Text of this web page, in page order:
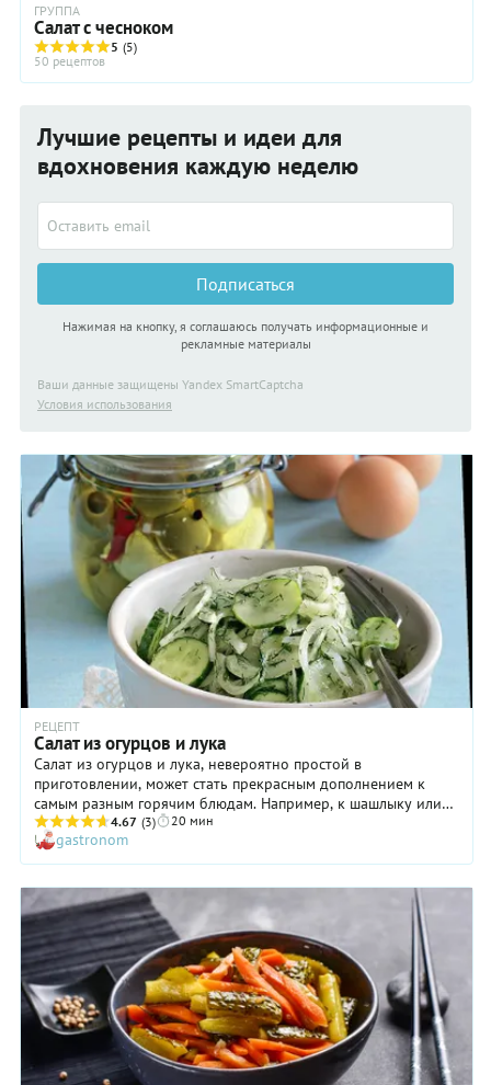
ГРУППА
Салат с чесноком
5 (5)
50 рецептов
Лучшие рецепты и идеи для
вдохновения каждую неделю
Подписаться
Нажимая на кнопку, я соглашаюсь получать информационные и
рекламные материалы
Ваши данные защищены Yandex SmartCaptcha
Условия использования
РЕЦЕПТ
Салат из огурцов и лука
Салат из огурцов и лука, невероятно простой в
приготовлении, может стать прекрасным дополнением к
самым разным горячим блюдам. Например, к шашлыку или
жаренному на гриле мясу, к фалафелю или бургеру. Но и
если вы подадите такой салат из огурцов на завтрак к любой
яичнице или омлету, тоже получится замечательно. Правда, в
состав блюда входит лук, поэтому после такой трапезы и
перед уходом на работу имеет смысл позаботиться о том,
чтобы запах изо рта не побеспокоил коллег. Готовить этот
салат следует начинать за 4 часа до подачи на стол. Так что,
если вы планируете подать его на завтрак, просто сделайте
все вечером и оставьте на ночь в холодильнике под
пленкой.
4.67 (3) 20 мин
gastronom